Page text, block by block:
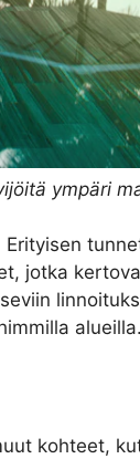
ympäri
jotka
alueilla.
kohteet,